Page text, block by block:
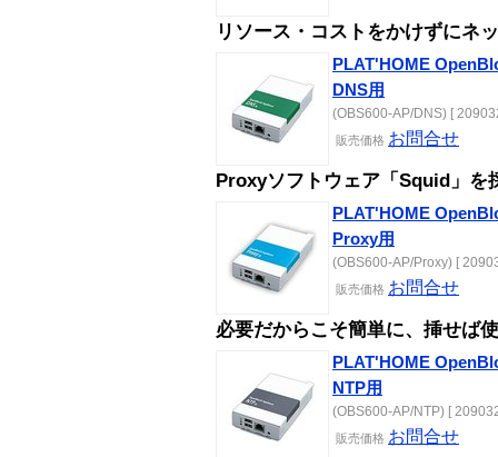
リソース・コストをかけずにネ
PLAT'HOME
DNS用
(OBS600-AP/DNS) [
販売価格 お問合せ
Proxyソフトウェア「Squid」を
PLAT'HOME
Proxy用
(OBS600-AP/Proxy) [
販売価格 お問合せ
必要だからこそ簡単に、挿せば
PLAT'HOME
NTP用
(OBS600-AP/NTP) [
販売価格 お問合せ